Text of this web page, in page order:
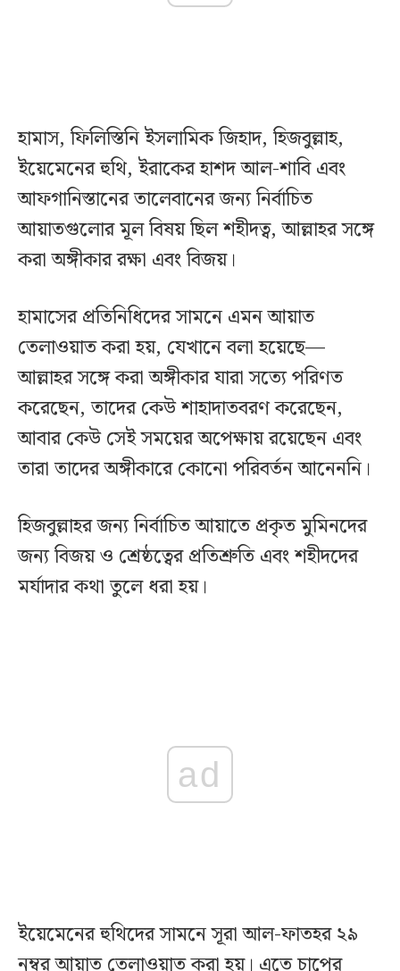
হামাস, ফিলিস্তিনি ইসলামিক জিহাদ, হিজবুল্লাহ,
ইয়েমেনের হুথি, ইরাকের হাশদ আল-শাবি এবং
আফগানিস্তানের তালেবানের জন্য নির্বাচিত
আয়াতগুলোর মূল বিষয় ছিল শহীদত্ব, আল্লাহর সঙ্গে
করা অঙ্গীকার রক্ষা এবং বিজয়।
হামাসের প্রতিনিধিদের সামনে এমন আয়াত
তেলাওয়াত করা হয়, যেখানে বলা হয়েছে—
আল্লাহর সঙ্গে করা অঙ্গীকার যারা সত্যে পরিণত
করেছেন, তাদের কেউ শাহাদাতবরণ করেছেন,
আবার কেউ সেই সময়ের অপেক্ষায় রয়েছেন এবং
তারা তাদের অঙ্গীকারে কোনো পরিবর্তন আনেননি।
হিজবুল্লাহর জন্য নির্বাচিত আয়াতে প্রকৃত মুমিনদের
জন্য বিজয় ও শ্রেষ্ঠত্বের প্রতিশ্রুতি এবং শহীদদের
মর্যাদার কথা তুলে ধরা হয়।
ad
ইয়েমেনের হুথিদের সামনে সূরা আল-ফাতহর ২৯